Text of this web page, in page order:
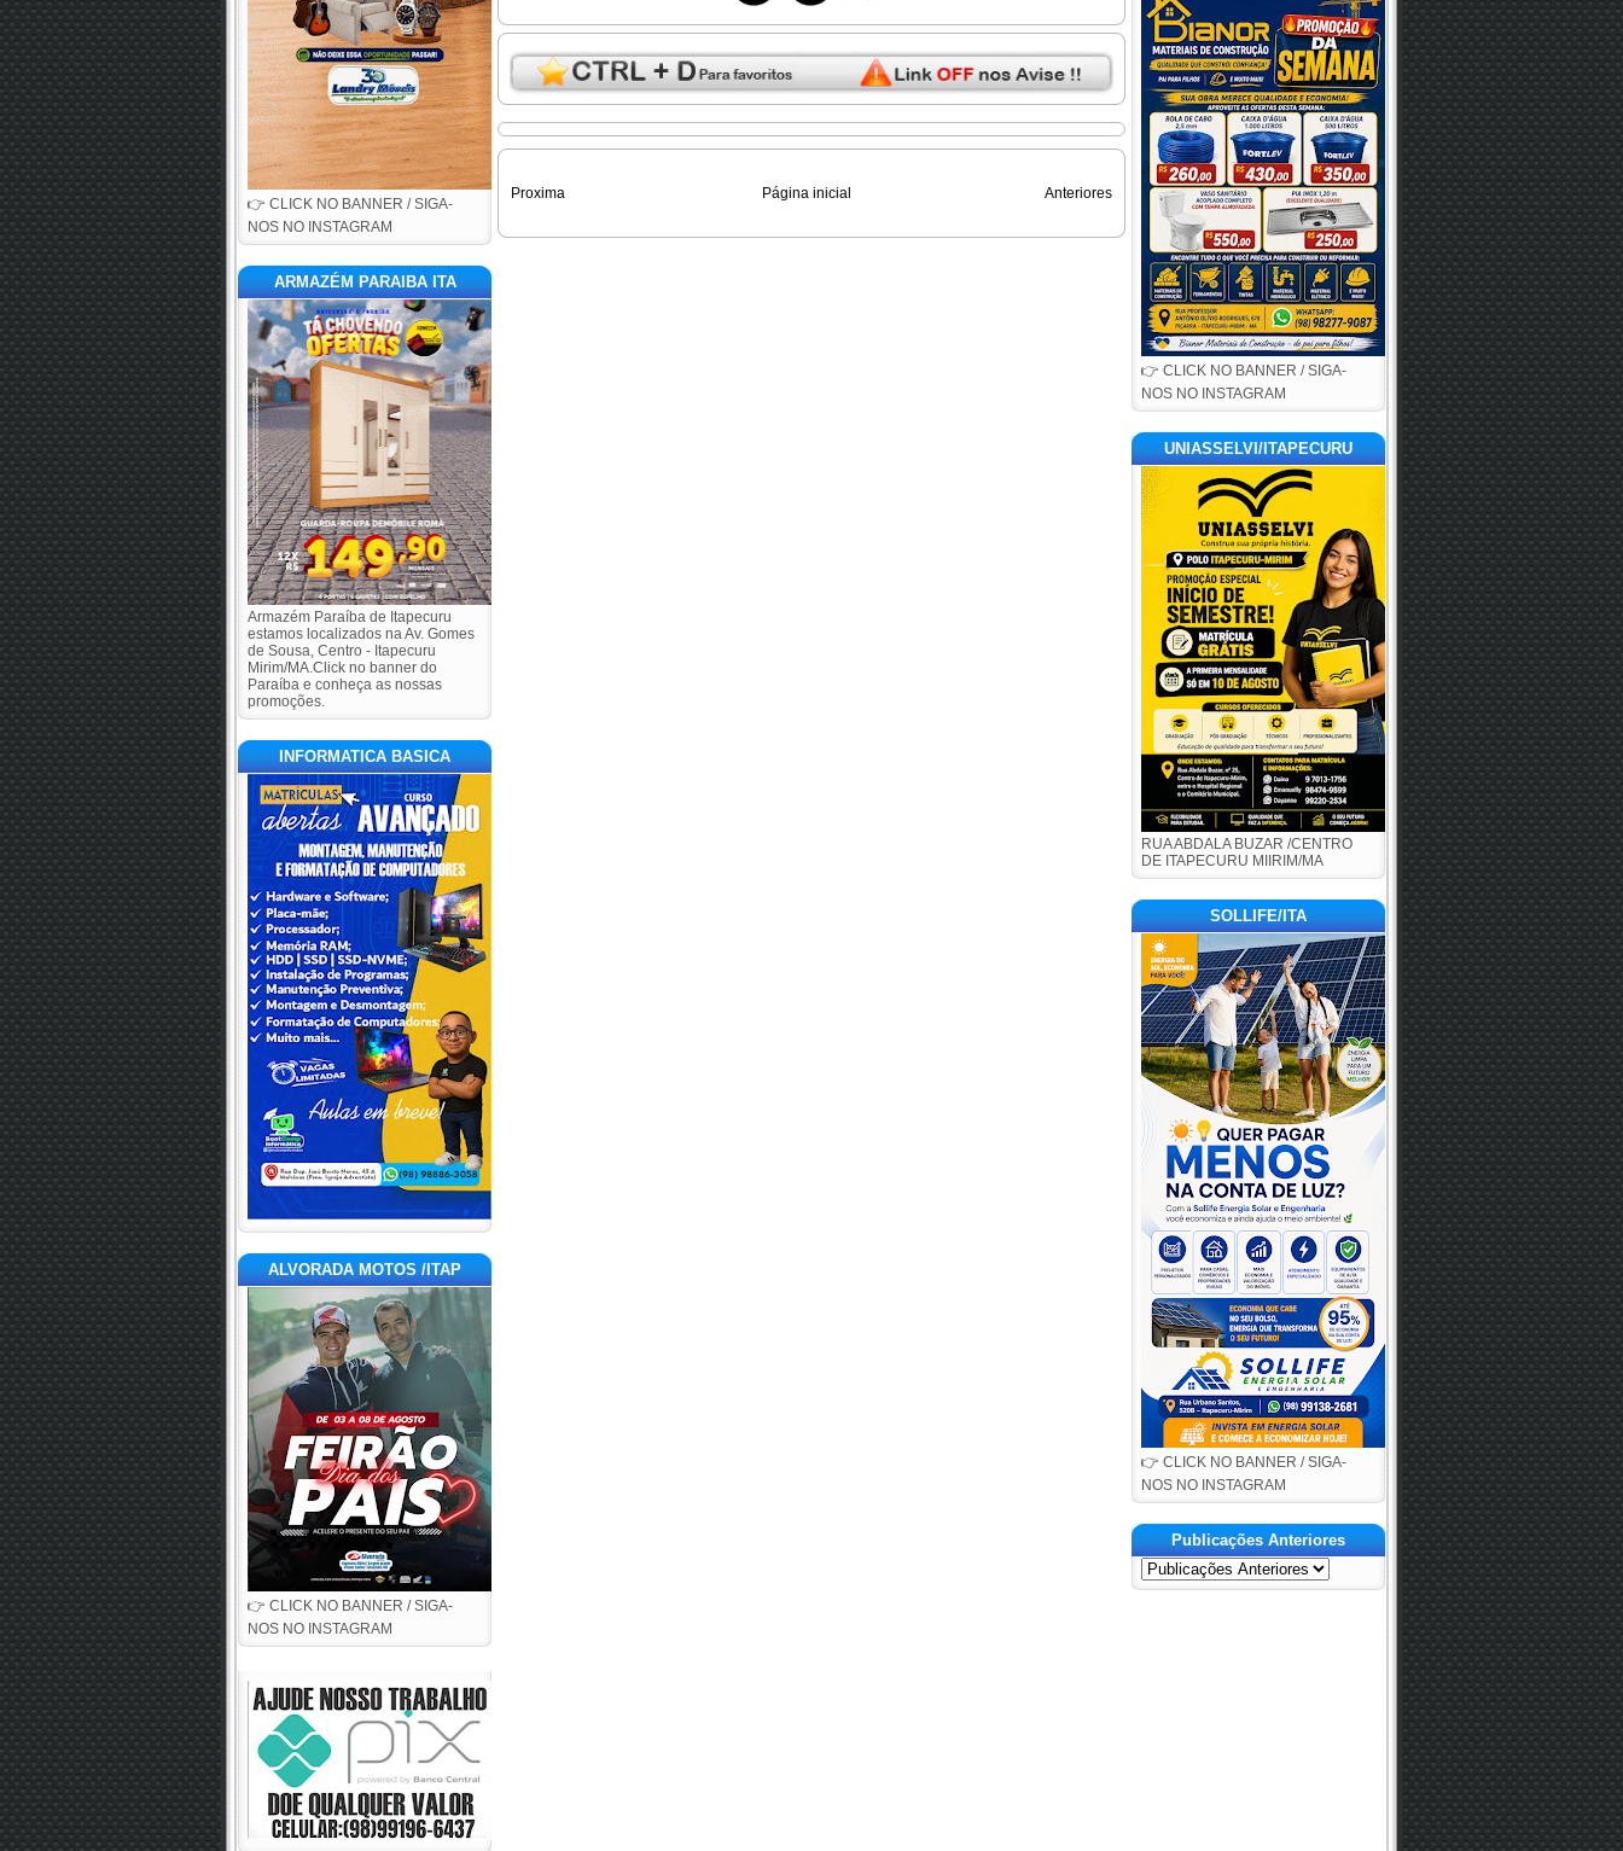
👉 CLICK NO BANNER / SIGA-
NOS NO INSTAGRAM
ARMAZÉM PARAIBA ITA
Armazém Paraíba de Itapecuru
estamos localizados na Av. Gomes
de Sousa, Centro - Itapecuru
Mirim/MA.Click no banner do
Paraíba e conheça as nossas
promoções.
INFORMATICA BASICA
ALVORADA MOTOS /ITAP
👉 CLICK NO BANNER / SIGA-
NOS NO INSTAGRAM
Proxima Anteriores
Página inicial
👉 CLICK NO BANNER / SIGA-
NOS NO INSTAGRAM
UNIASSELVI/ITAPECURU
RUA ABDALA BUZAR /CENTRO
DE ITAPECURU MIIRIM/MA
SOLLIFE/ITA
👉 CLICK NO BANNER / SIGA-
NOS NO INSTAGRAM
Publicações Anteriores